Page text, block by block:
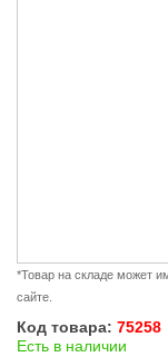
*Товар на складе может
сайте.
Код товара: 75258
Есть в наличии